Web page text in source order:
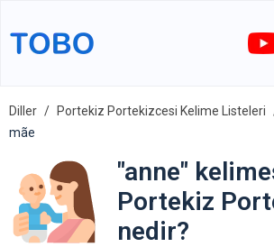
Diller Portekiz Portekizcesi Kelime Listeleri
mãe
"anne"
Portekiz
nedir?